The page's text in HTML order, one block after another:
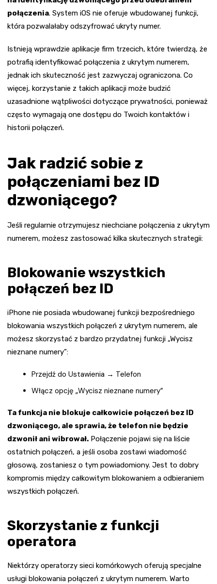
połączenia. System iOS nie oferuje wbudowanej funkcji,
która pozwalałaby odszyfrować ukryty numer.
Istnieją wprawdzie aplikacje firm trzecich, które twierdzą, że
potrafią identyfikować połączenia z ukrytym numerem,
jednak ich skuteczność jest zazwyczaj ograniczona. Co
więcej, korzystanie z takich aplikacji może budzić
uzasadnione wątpliwości dotyczące prywatności, ponieważ
często wymagają one dostępu do Twoich kontaktów i
historii połączeń.
Jak radzić sobie z
połączeniami bez ID
dzwoniącego?
Jeśli regularnie otrzymujesz niechciane połączenia z ukrytym
numerem, możesz zastosować kilka skutecznych strategii:
Blokowanie wszystkich
połączeń bez ID
iPhone nie posiada wbudowanej funkcji bezpośredniego
blokowania wszystkich połączeń z ukrytym numerem, ale
możesz skorzystać z bardzo przydatnej funkcji „Wycisz
nieznane numery”:
Przejdź do Ustawienia → Telefon
Włącz opcję „Wycisz nieznane numery”
Ta funkcja nie blokuje całkowicie połączeń bez ID
dzwoniącego, ale sprawia, że telefon nie będzie
dzwonił ani wibrował. Połączenie pojawi się na liście
ostatnich połączeń, a jeśli osoba zostawi wiadomość
głosową, zostaniesz o tym powiadomiony. Jest to dobry
kompromis między całkowitym blokowaniem a odbieraniem
wszystkich połączeń.
Skorzystanie z funkcji
operatora
Niektórzy operatorzy sieci komórkowych oferują specjalne
usługi blokowania połączeń z ukrytym numerem. Warto